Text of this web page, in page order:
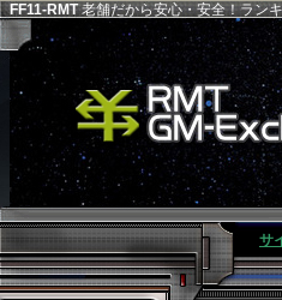
FF11-RMT老舗だから安心・安全！ラン
サ